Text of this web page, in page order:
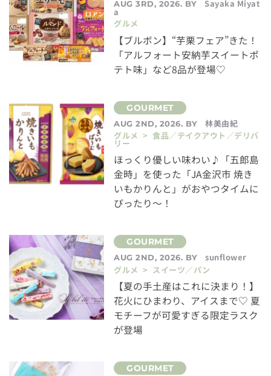
AUG 3RD, 2026. BY Sayaka Miyat
a
グルメ
【ブルボン】“芋栗フェア”きた！
「アルフォート安納芋スイートポ
テト味」など8品が登場♡
AUG 2ND, 2026. BY
林美由紀
グルメ > 食品／テイクアウト／デリバ
リー
ほっくり優しい味わい♪「五郎島
金時」を使った「JA金沢市 焼き
いもかりんと」がおやつタイムに
ぴったり～！
AUG 2ND, 2026. BY
sunflower
グルメ > スイーツ／パン
【夏の手土産はこれに決まり！】
花火にひまわり、アイスまで♡ 夏
モチーフが可愛すぎる限定ラスク
が登場